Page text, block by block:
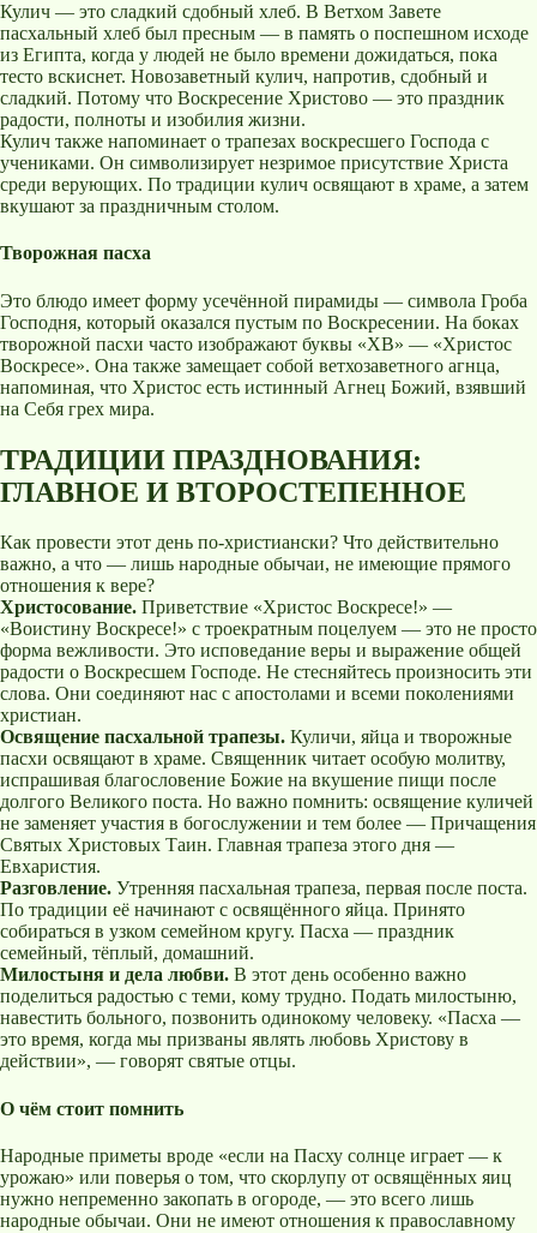
Кулич — это сладкий сдобный хлеб. В Ветхом Завете
пасхальный хлеб был пресным — в память о поспешном исходе
из Египта, когда у людей не было времени дожидаться, пока
тесто вскиснет. Новозаветный кулич, напротив, сдобный и
сладкий. Потому что Воскресение Христово — это праздник
радости, полноты и изобилия жизни.
Кулич также напоминает о трапезах воскресшего Господа с
учениками. Он символизирует незримое присутствие Христа
среди верующих. По традиции кулич освящают в храме, а затем
вкушают за праздничным столом.
Творожная пасха
Это блюдо имеет форму усечённой пирамиды — символа Гроба
Господня, который оказался пустым по Воскресении. На боках
творожной пасхи часто изображают буквы «ХВ» — «Христос
Воскресе». Она также замещает собой ветхозаветного агнца,
напоминая, что Христос есть истинный Агнец Божий, взявший
на Себя грех мира.
ТРАДИЦИИ ПРАЗДНОВАНИЯ:
ГЛАВНОЕ И ВТОРОСТЕПЕННОЕ
Как провести этот день по-христиански? Что действительно
важно, а что — лишь народные обычаи, не имеющие прямого
отношения к вере?
Христосование. Приветствие «Христос Воскресе!» —
«Воистину Воскресе!» с троекратным поцелуем — это не просто
форма вежливости. Это исповедание веры и выражение общей
радости о Воскресшем Господе. Не стесняйтесь произносить эти
слова. Они соединяют нас с апостолами и всеми поколениями
христиан.
Освящение пасхальной трапезы. Куличи, яйца и творожные
пасхи освящают в храме. Священник читает особую молитву,
испрашивая благословение Божие на вкушение пищи после
долгого Великого поста. Но важно помнить: освящение куличей
не заменяет участия в богослужении и тем более — Причащения
Святых Христовых Таин. Главная трапеза этого дня —
Евхаристия.
Разговление. Утренняя пасхальная трапеза, первая после поста.
По традиции её начинают с освящённого яйца. Принято
собираться в узком семейном кругу. Пасха — праздник
семейный, тёплый, домашний.
Милостыня и дела любви. В этот день особенно важно
поделиться радостью с теми, кому трудно. Подать милостыню,
навестить больного, позвонить одинокому человеку. «Пасха —
это время, когда мы призваны являть любовь Христову в
действии», — говорят святые отцы.
О чём стоит помнить
Народные приметы вроде «если на Пасху солнце играет — к
урожаю» или поверья о том, что скорлупу от освящённых яиц
нужно непременно закопать в огороде, — это всего лишь
народные обычаи. Они не имеют отношения к православному